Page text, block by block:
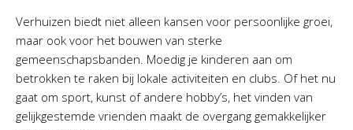
Verhuizen biedt niet alleen kansen voor persoonlijke groei,
maar ook voor het bouwen van sterke
gemeenschapsbanden. Moedig je kinderen aan om
betrokken te raken bij lokale activiteiten en clubs. Of het nu
gaat om sport, kunst of andere hobby’s, het vinden van
gelijkgestemde vrienden maakt de overgang gemakkelijker